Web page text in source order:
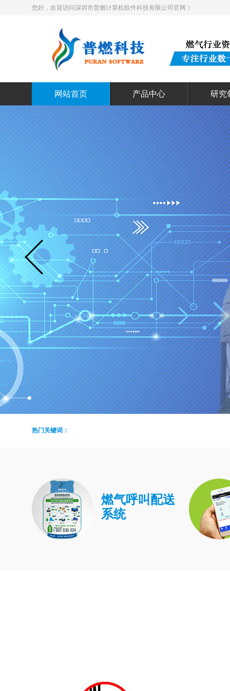
您好，欢迎访问深圳市普燃计算机软件科技有限公司官网！
网站首页 产品中心 研究
热门关键词：
燃气呼叫配送
系统